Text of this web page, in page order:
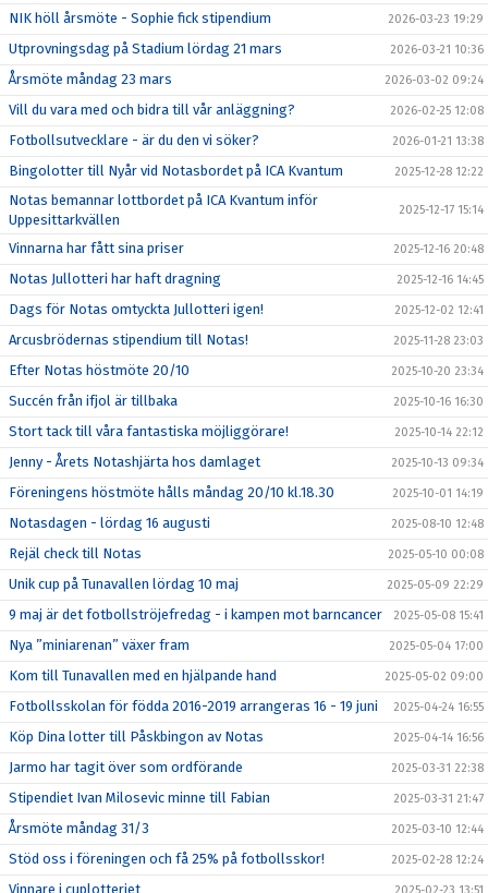
NIK höll årsmöte - Sophie fick stipendium 2026-03-23 19:29
Utprovningsdag på Stadium lördag 21 mars 2026-03-21 10:36
Årsmöte måndag 23 mars 2026-03-02 09:24
Vill du vara med och bidra till vår anläggning? 2026-02-25 12:08
Fotbollsutvecklare - är du den vi söker? 2026-01-21 13:38
Bingolotter till Nyår vid Notasbordet på ICA Kvantum 2025-12-28 12:22
Notas bemannar lottbordet på ICA Kvantum inför
Uppesittarkvällen
2025-12-17 15:14
Vinnarna har fått sina priser 2025-12-16 20:48
Notas Jullotteri har haft dragning 2025-12-16 14:45
Dags för Notas omtyckta Jullotteri igen! 2025-12-02 12:41
Arcusbrödernas stipendium till Notas! 2025-11-28 23:03
Efter Notas höstmöte 20/10 2025-10-20 23:34
Succén från ifjol är tillbaka 2025-10-16 16:30
Stort tack till våra fantastiska möjliggörare! 2025-10-14 22:12
Jenny - Årets Notashjärta hos damlaget 2025-10-13 09:34
Föreningens höstmöte hålls måndag 20/10 kl.18.30 2025-10-01 14:19
Notasdagen - lördag 16 augusti 2025-08-10 12:48
Rejäl check till Notas 2025-05-10 00:08
Unik cup på Tunavallen lördag 10 maj 2025-05-09 22:29
9 maj är det fotbollströjefredag - i kampen mot barncancer 2025-05-08 15:41
Nya ”miniarenan” växer fram 2025-05-04 17:00
Kom till Tunavallen med en hjälpande hand 2025-05-02 09:00
Fotbollsskolan för födda 2016-2019 arrangeras 16 - 19 juni 2025-04-24 16:55
Köp Dina lotter till Påskbingon av Notas 2025-04-14 16:56
Jarmo har tagit över som ordförande 2025-03-31 22:38
Stipendiet Ivan Milosevic minne till Fabian 2025-03-31 21:47
Årsmöte måndag 31/3 2025-03-10 12:44
Stöd oss i föreningen och få 25% på fotbollsskor! 2025-02-28 12:24
Vinnare i cuplotteriet